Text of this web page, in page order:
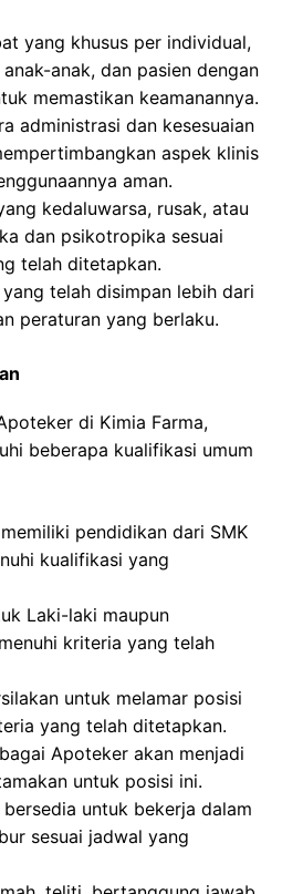
yang khusus per individual,
anak, dan pasien dengan
memastikan keamanannya.
administrasi dan kesesuaian
aspek klinis
aman.
kedaluwarsa, rusak, atau
dan psikotropika sesuai
telah ditetapkan.
telah disimpan lebih dari
peraturan yang berlaku.
di Kimia Farma,
beberapa kualifikasi umum
pendidikan dari SMK
kualifikasi yang
Laki-laki maupun
kriteria yang telah
untuk melamar posisi
yang telah ditetapkan.
Apoteker akan menjadi
untuk posisi ini.
untuk bekerja dalam
sesuai jadwal yang